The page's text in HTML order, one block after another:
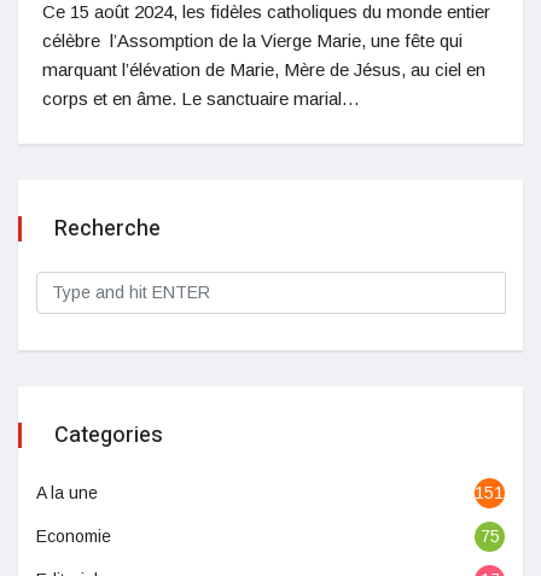
Ce 15 août 2024, les fidèles catholiques du monde entier
célèbre l’Assomption de la Vierge Marie, une fête qui
marquant l’élévation de Marie, Mère de Jésus, au ciel en
corps et en âme. Le sanctuaire marial…
Recherche
Categories
A la une 1513
Economie 75